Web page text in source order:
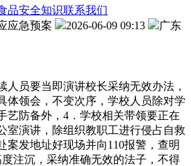
品安全知识联系我们
应急预案
2026-06-09 09:13
广东
员要当即演讲校长采纳无效办法，
体领会，不变次序，学校人员除对学
艺防备外，4．学校相关带领要正在
室演讲，除组织教职工进行侵占自救
案发地址好现场并向110报警，查明
注沉，采纳准确无效的法子，不得